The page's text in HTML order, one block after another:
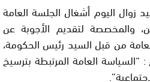
اليوم أشغال الجلسة العامة
والمخصصة لتقديم الأجوبة عن
من قبل السيد رئيس الحكومة،
العامة المرتبطة بترسيخ